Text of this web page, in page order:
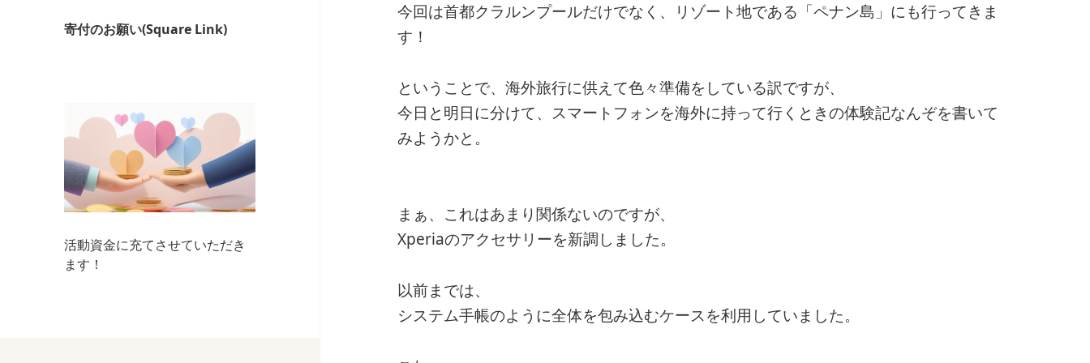
寄付のお願い(Square Link)
活動資金に充てさせていただき
ます！
今回は首都クラルンプールだけでなく、リゾート地である「ペナン島」にも行ってきま
す！
ということで、海外旅行に供えて色々準備をしている訳ですが、
今日と明日に分けて、スマートフォンを海外に持って行くときの体験記なんぞを書いて
みようかと。
まぁ、これはあまり関係ないのですが、
Xperiaのアクセサリーを新調しました。
以前までは、
システム手帳のように全体を包み込むケースを利用していました。